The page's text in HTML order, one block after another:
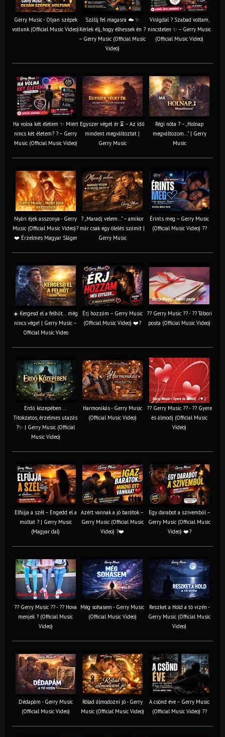
Gerry Music - Olyan szépek
voltunk (Official Music Video)
Szállj fel magasra ☁️ ✨
Kérlek élj, hogy élhessek én ?
– Gerry Music (Official Music
Video)
Virágdal ? Szabad voltam,
nincstelen ✨ – Gerry Music
(Official Music Video)
Ha volna két életem ✨ Miért
nincs két életem? ? – Gerry
Music (Official Music Video)
Egyszer véget ér ⏳ – Az idő
mindent megváltoztat |
Gerry Music
Régi nóta ? – „Holnap
megváltozom…” | Gerry
Music
Nyári éjek asszonya - Gerry
Music (Official Music Video)?
❤️ Érzelmes Magyar Sláger
? „Maradj velem…” – amikor
már csak egy ölelés számít |
Gerry Music
Érints meg – Gerry Music
(Official Music Video) ??
☀️ Kergesd el a felhőt… még
nincs vége! | Gerry Music –
Official Music Video
Érj hozzám – Gerry Music
(Official Music Video) ❤️?
?? Gerry Music ?? - ?? Tábori
posta (Official Music Video)
Erdő közepében ...
Titokzatos, érzelmes utazás
?✨ | Gerry Music (Official
Music Video)
Harmonikás - Gerry Music
(Official Music Video)
?? Gerry Music ?? - ?? Gyere
és álmodj (Official Music
Video)
Elfújja a szél – Engedd el a
múltat ? | Gerry Music
(Magyar dal)
Azért vannak a jó barátok –
Gerry Music (Official Music
Video) ?❤️
Egy darabot a szívemből –
Gerry Music (Official Music
Video) ❤️?
?? Gerry Music ?? - ?? Hova
menjek ? (Official Music
Video)
Még sohasem - Gerry Music
(Official Music Video)
Reszket a Hold a tó vizén -
Gerry Music (Official Music
Video)
Dédapám - Gerry Music
(Official Music Video)
Rólad álmodozni jó - Gerry
Music (Official Music Video)
A csönd éve – Gerry Music
(Official Music Video) ??